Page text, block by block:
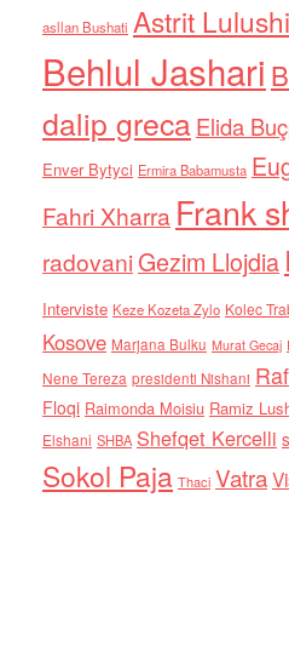
asllan Bushati Astrit Lulushi
Behlul Jashari
dalip grecaElida
Enver Bytyci Ermira Babamusta
Fahri Xharra Frank
radovaniGezim Llojdia
Interviste Keze Kozeta Zylo Kolec
Kosove Marjana Bulku Murat Gecaj
Nene Tereza presidenti Nishani
Floqi Raimonda Moisiu Ramiz
Elshani SHBA Shefqet Kercelli
Sokol Paja Thaci Vatra